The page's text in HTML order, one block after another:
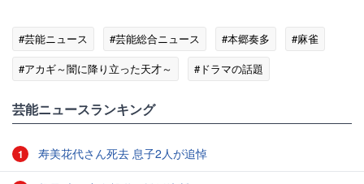
#芸能ニュース #芸能総合ニュース #本郷奏多
#麻雀
#アカギ～闇に降り立った天才～
#ドラマの話題
芸能ニュースランキング
1 寿美花代さん死去 息子2人が追悼